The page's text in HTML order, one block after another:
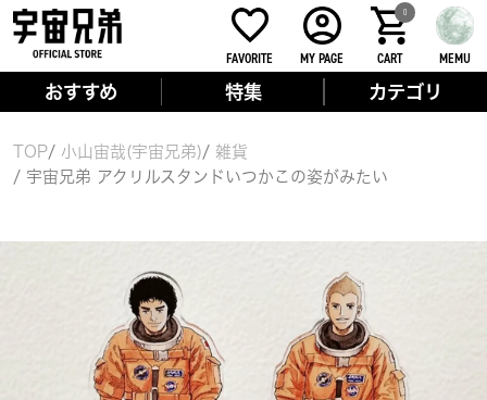
FAVORITE MY PAGE CART
0
MEMU
おすすめ 特集 カテゴリ
TOP 小山宙哉(宇宙兄弟)
雑貨
宇宙兄弟 アクリルスタンドいつかこの姿がみたい